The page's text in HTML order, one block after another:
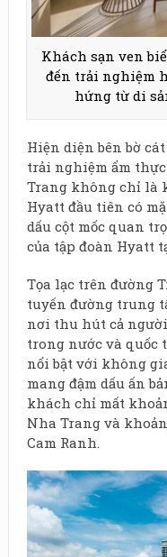
Khách sạn ven
đến trải nghiệm
hứng từ di
Hiện diện bên bờ
trải nghiệm ẩm thực
Trang không chỉ là
Hyatt đầu tiên có
dấu cột mốc quan
của tập đoàn Hyatt
Tọa lạc trên đường
tuyến đường trung
nơi thu hút cả
trong nước và quốc
nổi bật với không
mang đậm dấu ấn
khách chỉ mất
Nha Trang và
Cam Ranh.